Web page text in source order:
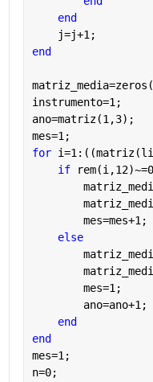
end
    j=j+1;
end
instrumento=1;
ano=matriz(1,3);
mes=1;
for
if
rem(i,12)~=0
        mes=mes+1;
else
        mes=1;
        ano=ano+1;
end
end
mes=1;
n=0;